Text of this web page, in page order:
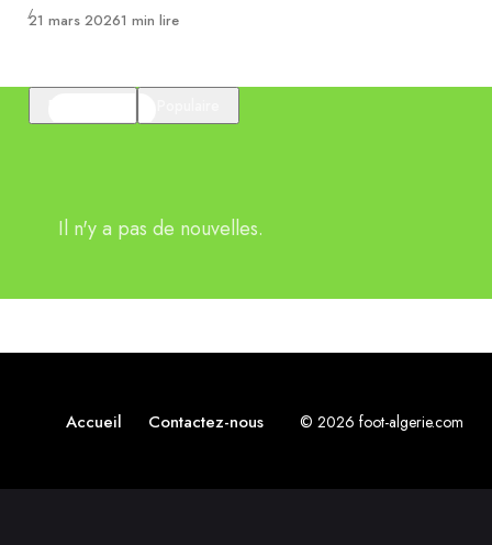
Publié
21 mars 20261 min lire
Il n'y a pas de nouvelles.
Accueil Contactez-nous © 2026 foot-algerie.com